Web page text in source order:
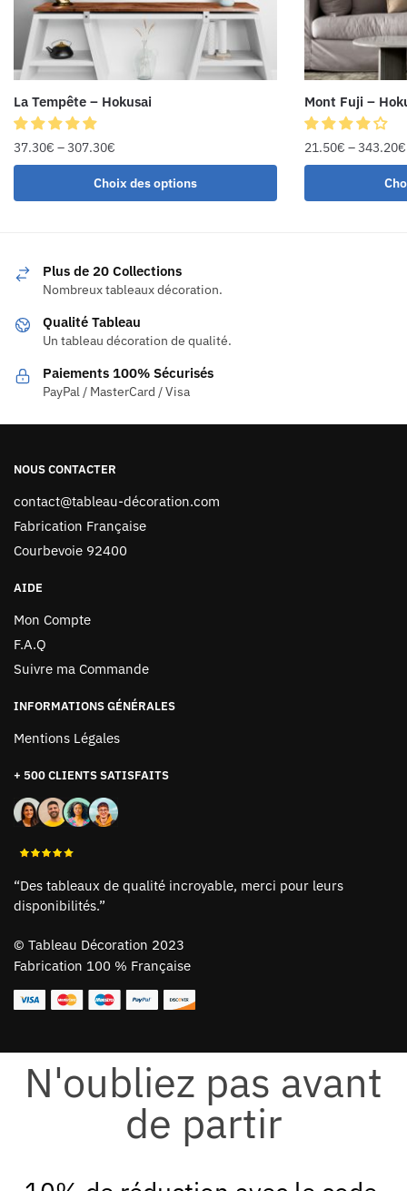
La Tempête – Hokusai
37.30€ –307.30€
Choix des options
Mont Fuji –
21.50€ –343.20€
Plus de 20 Collections
Nombreux tableaux décoration.
Qualité Tableau
Un tableau décoration de qualité.
Paiements 100% Sécurisés
PayPal / MasterCard / Visa
NOUS CONTACTER
contact@tableau-décoration.com
Fabrication Française
Courbevoie 92400
AIDE
Mon Compte
F.A.Q
Suivre ma Commande
INFORMATIONS GÉNÉRALES
Mentions Légales
+ 500 CLIENTS SATISFAITS
“Des tableaux de qualité incroyable, merci pour leurs
disponibilités.”
© Tableau Décoration 2023
Fabrication 100 % Française
N'oubliez pas avant
de partir